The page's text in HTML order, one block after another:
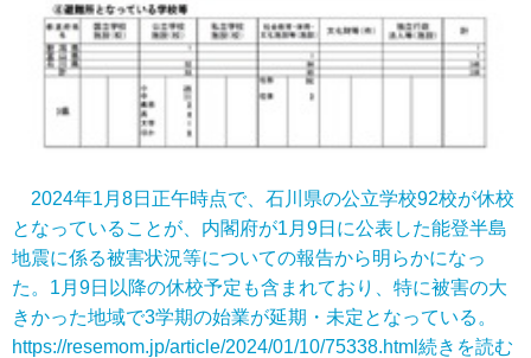
2024年1月8日正午時点で、石川県の公立学校92校が休校
となっていることが、内閣府が1月9日に公表した能登半島
地震に係る被害状況等についての報告から明らかになっ
た。1月9日以降の休校予定も含まれており、特に被害の大
きかった地域で3学期の始業が延期・未定となっている。
https://resemom.jp/article/2024/01/10/75338.html 続きを読む